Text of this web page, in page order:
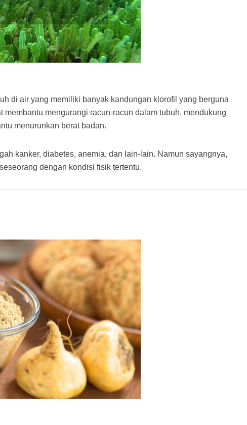
di air yang memiliki banyak kandungan klorofil yang berguna
membantu mengurangi racun-racun dalam tubuh, mendukung
menurunkan berat badan.
kanker, diabetes, anemia, dan lain-lain. Namun sayangnya,
dengan kondisi fisik tertentu.